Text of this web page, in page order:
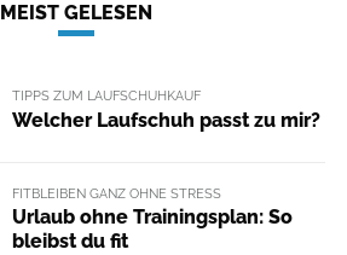
MEIST GELESEN
TIPPS ZUM LAUFSCHUHKAUF
Welcher Laufschuh passt zu mir?
FITBLEIBEN GANZ OHNE STRESS
Urlaub ohne Trainingsplan: So
bleibst du fit